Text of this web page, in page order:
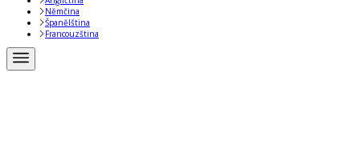
Němčina
Španělština
Francouzština